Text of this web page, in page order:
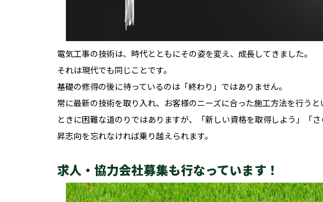
電気工事の技術は、時代とともにその姿を変え、成長してきました。
それは現代でも同じことです。
基礎の修得の後に待っているのは「終わり」ではありません。
常に最新の技術を取り入れ、お客様のニーズに合った施工方法を行うと
ときに困難な道のりではありますが、「新しい資格を取得しよう」「
昇志向を忘れなければ乗り越えられます。
求人・協力会社募集も行なっています！